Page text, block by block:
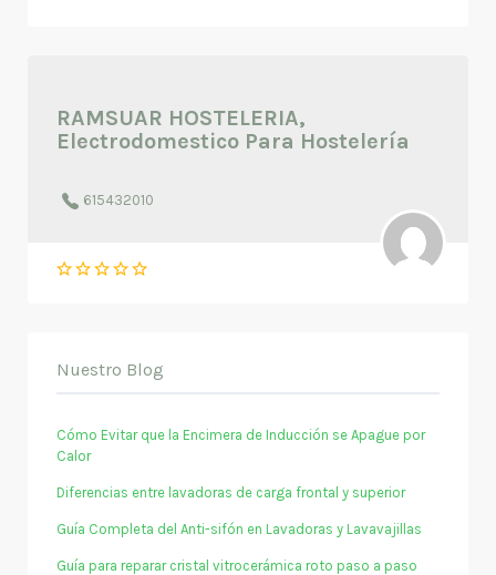
RAMSUAR HOSTELERIA,
Electrodomestico Para Hostelería
615432010
Nuestro Blog
Cómo Evitar que la Encimera de Inducción se Apague por
Calor
Diferencias entre lavadoras de carga frontal y superior
Guía Completa del Anti-sifón en Lavadoras y Lavavajillas
Guía para reparar cristal vitrocerámica roto paso a paso